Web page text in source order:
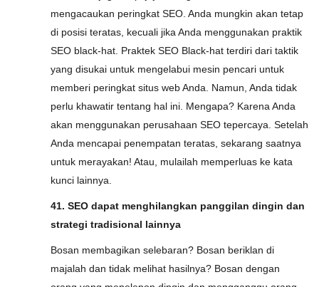
mengacaukan peringkat SEO. Anda mungkin akan tetap
di posisi teratas, kecuali jika Anda menggunakan praktik
SEO black-hat. Praktek SEO Black-hat terdiri dari taktik
yang disukai untuk mengelabui mesin pencari untuk
memberi peringkat situs web Anda. Namun, Anda tidak
perlu khawatir tentang hal ini. Mengapa? Karena Anda
akan menggunakan perusahaan SEO tepercaya. Setelah
Anda mencapai penempatan teratas, sekarang saatnya
untuk merayakan! Atau, mulailah memperluas ke kata
kunci lainnya.
41. SEO dapat menghilangkan panggilan dingin dan
strategi tradisional lainnya
Bosan membagikan selebaran? Bosan beriklan di
majalah dan tidak melihat hasilnya? Bosan dengan